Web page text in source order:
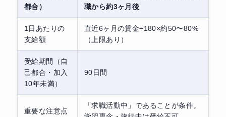
都合）
職から約3ヶ月後
1日あたりの
支給額
直近6ヶ月の賃金÷180×約50〜80%
（上限あり）
受給期間（自
己都合・加入
10年未満）
90日間
重要な注意点
「求職活動中」であることが条件。